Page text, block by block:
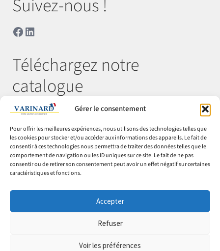
Gérer le consentement
Pour offrir les meilleures expériences, nous utilisons des technologies telles que
les cookies pour stocker et/ou accéder aux informations des appareils. Le fait de
consentir à ces technologies nous permettra de traiter des données telles que le
comportement de navigation ou les ID uniques sur ce site. Le fait de ne pas
consentir ou de retirer son consentement peut avoir un effet négatif sur certaines
caractéristiques et fonctions.
Accepter
Refuser
Voir les préférences
Suivez-nous !
Facebook
LinkedIn
Téléchargez notre
catalogue
© Varinard 2026